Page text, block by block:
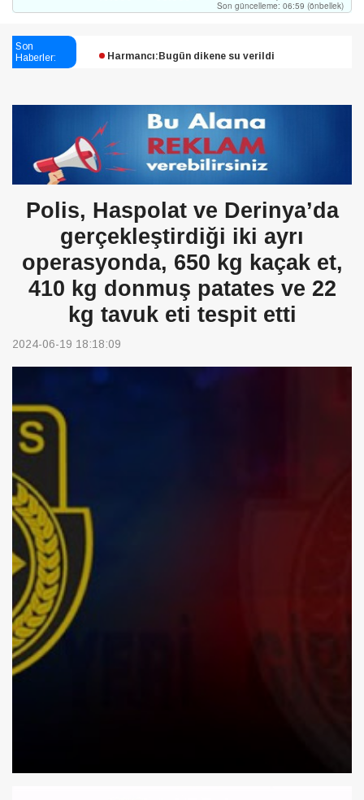
Son
Haberler:
Esendağlı:Adıyaman’daki süreç sona erdi, hukuk
Harmancı:Bugün dikene su verildi
Derneği:Vicdanlarınız tutsak, kalemleriniz esir
Polis, Haspolat ve Derinya’da
gerçekleştirdiği iki ayrı
operasyonda, 650 kg kaçak et,
410 kg donmuş patates ve 22
kg tavuk eti tespit etti
2024-06-19 18:18:09